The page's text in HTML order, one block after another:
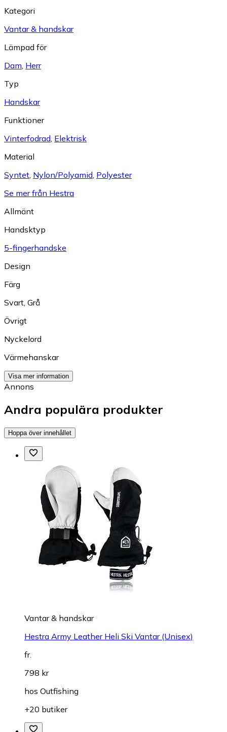
Kategori
Vantar & handskar
Lämpad för
Dam, Herr
Typ
Handskar
Funktioner
Vinterfodrad, Elektrisk
Material
Syntet, Nylon/Polyamid, Polyester
Se mer från Hestra
Allmänt
Handsktyp
5-fingerhandske
Design
Färg
Svart, Grå
Övrigt
Nyckelord
Värmehanskar
Visa mer information
Annons
Andra populära produkter
Hoppa över innehållet
Vantar & handskar
Hestra Army Leather Heli Ski Vantar (Unisex)
fr.
798 kr
hos Outfishing
+20 butiker